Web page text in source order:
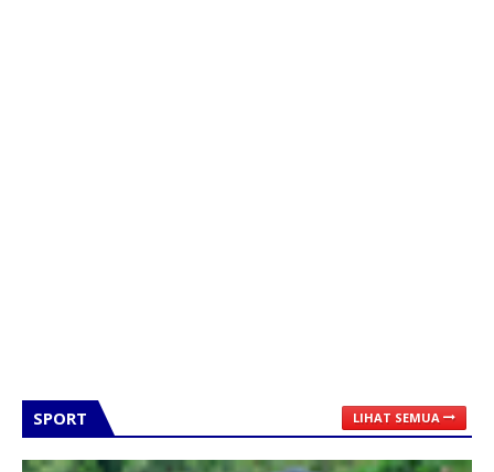
SPORT LIHAT SEMUA